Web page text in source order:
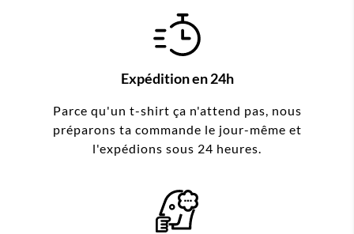
Expédition en 24h
Parce qu'un t-shirt ça n'attend pas, nous
préparons ta commande le jour-même et
l'expédions sous 24 heures.